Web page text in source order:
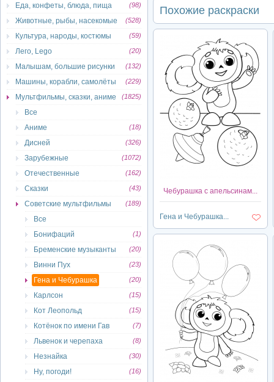
Еда, конфеты, блюда, пища (98)
Животные, рыбы, насекомые (528)
Культура, народы, костюмы (59)
Лего, Lego (20)
Малышам, большие рисунки (132)
Машины, корабли, самолёты (229)
Мультфильмы, сказки, аниме (1825)
Все
Аниме
(18)
Дисней (326)
Зарубежные (1072)
Отечественные (162)
Сказки (43)
Советские мультфильмы (189)
Все
Бонифаций
(1)
Бременские музыканты (20)
Винни Пух (23)
Гена и Чебурашка (20)
Карлсон (15)
Кот Леопольд (15)
Котёнок по имени Гав (7)
Львенок и черепаха (8)
Незнайка (30)
Ну, погоди! (16)
Похожие раскраски
Чебурашка с апельсинам...
Гена и Чебурашка...